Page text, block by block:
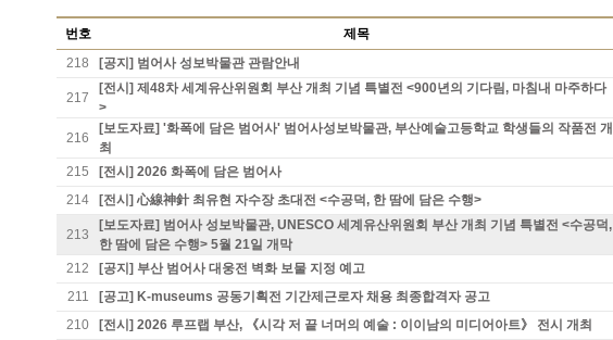
번호
제목
218
[공지] 범어사 성보박물관 관람안내
217
[전시] 제48차 세계유산위원회 부산 개최 기념 특별전 <900년의 기다림, 마침내 마주하다
>
216
[보도자료] '화폭에 담은 범어사' 범어사성보박물관, 부산예술고등학교 학생들의 작품전 개
최
215 [전시] 2026 화폭에 담은 범어사
214
[전시] 心線神針 최유현 자수장 초대전 <수공덕, 한 땀에 담은 수행>
213
[보도자료] 범어사 성보박물관, UNESCO 세계유산위원회 부산 개최 기념 특별전 <수공덕,
한 땀에 담은 수행> 5월 21일 개막
212 [공지] 부산 범어사 대웅전 벽화 보물 지정 예고
211
[공고] K-museums 공동기획전 기간제근로자 채용 최종합격자 공고
210
[전시] 2026 루프랩 부산, 《시각 저 끝 너머의 예술 : 이이남의 미디어아트》 전시 개최